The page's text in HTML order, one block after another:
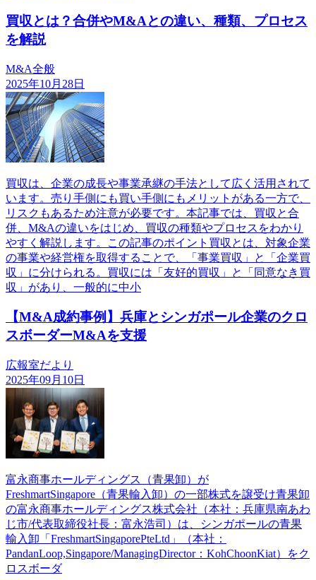
買収とは？合併やM&Aとの違い、種類、プロセス
を解説
M&A全般
2025年10月28日
買収は、企業の成長や事業承継の手法として広く活用されて
います。売り手側にも買い手側にもメリットがある一方で、
リスクもあるため注意が必要です。本記事では、買収と合
併、M&Aの違いをはじめ、買収の種類やプロセスをわかり
やすく解説します。この記事のポイント買収とは、対象企業
の事業や経営権を取得することで、「事業買収」と「企業買
収」に分けられる。買収には「友好的買収」と「同意なき買
収」があり、一般的に中小
【M&A成約事例】兵庫とシンガポール企業のクロ
スボーダーM&Aを支援
広報室だより
2025年09月10日
富永商事ホールディングス（青果卸）が
FreshmartSingapore（青果輸入卸）の一部株式を譲受け青果卸
の富永商事ホールディングス株式会社（本社：兵庫県南あわ
じ市/代表取締役社長：富永浩司）は、シンガポールの青果
輸入卸「FreshmartSingaporePteLtd」（本社：
PandanLoop,Singapore/ManagingDirector：KohChoonKiat）をク
ロスボーダ